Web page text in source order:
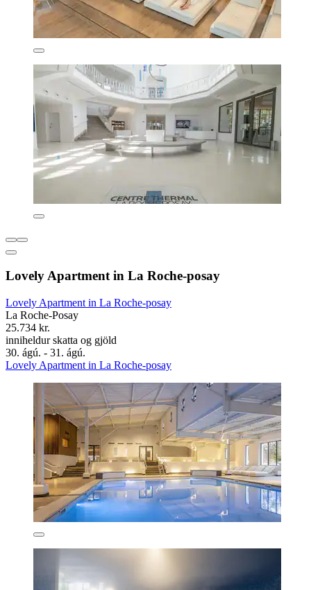
Lovely Apartment in La Roche-posay
Lovely Apartment in La Roche-posay
La Roche-Posay
25.734 kr.
inniheldur skatta og gjöld
30. ágú. - 31. ágú.
Lovely Apartment in La Roche-posay